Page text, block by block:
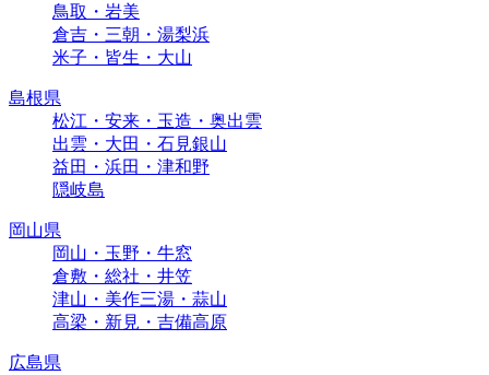
鳥取・岩美
倉吉・三朝・湯梨浜
米子・皆生・大山
島根県
松江・安来・玉造・奥出雲
出雲・大田・石見銀山
益田・浜田・津和野
隠岐島
岡山県
岡山・玉野・牛窓
倉敷・総社・井笠
津山・美作三湯・蒜山
高梁・新見・吉備高原
広島県